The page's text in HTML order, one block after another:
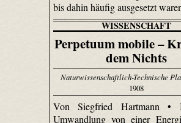
bis dahin häufig ausgesetzt
WISSENSCHAFT
Perpetuum mobile –
dem Nichts
Naturwissenschaftlich-Technische
1908
Von Siegfried Hartmann •
Umwandlung von einer